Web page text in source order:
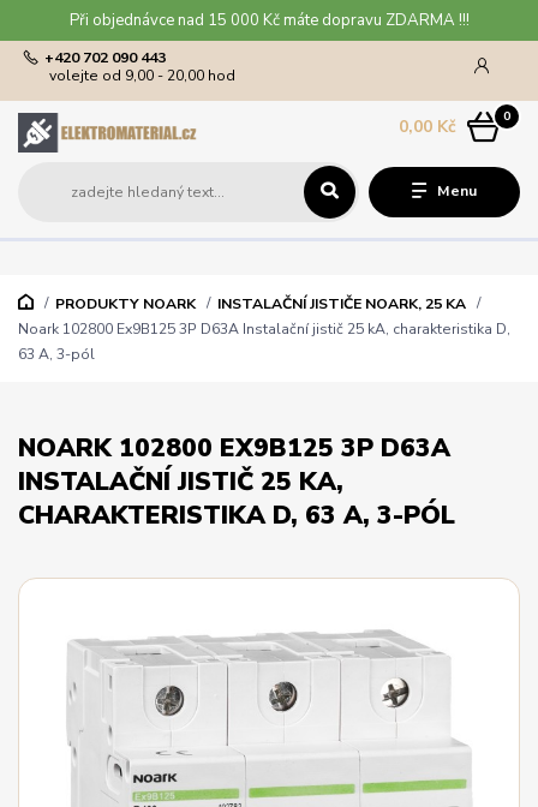
Při objednávce nad 15 000 Kč máte dopravu ZDARMA !!!
Menu
+420 702 090 443
volejte od 9,00 - 20,00 hod
0
0,00 Kč
PRODUKTY NOARK
INSTALAČNÍ JISTIČE NOARK, 25 KA
Noark 102800 Ex9B125 3P D63A Instalační jistič 25 kA, charakteristika D,
63 A, 3-pól
NOARK 102800 EX9B125 3P D63A
INSTALAČNÍ JISTIČ 25 KA,
CHARAKTERISTIKA D, 63 A, 3-PÓL